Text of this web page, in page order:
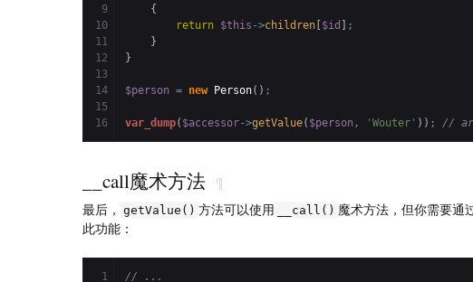
9
10
11
12
13
14
15
16
{
return
$this ->children[ $id
;
}
}
$person = new Person( ) ;
var_dump( $accessor->getValue( $person , 'Wouter' ) ) ; //
__call魔术方法 ¶
最后， getValue() 方法可以使用 __call() 魔术方法，但你需要通
此功能：
1 // ...